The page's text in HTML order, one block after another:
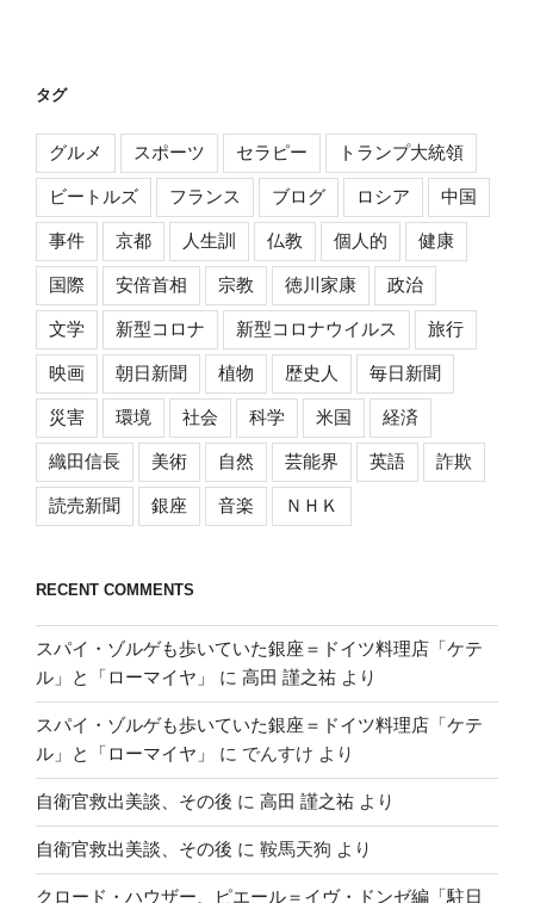
タグ
グルメ スポーツ セラピー トランプ大統領
ビートルズ フランス ブログ ロシア 中国
事件 京都 人生訓 仏教 個人的 健康
国際 安倍首相 宗教 徳川家康 政治
文学 新型コロナ 新型コロナウイルス 旅行
映画 朝日新聞 植物 歴史人 毎日新聞
災害 環境 社会 科学 米国 経済
織田信長 美術 自然 芸能界 英語 詐欺
読売新聞 銀座 音楽 ＮＨＫ
RECENT COMMENTS
スパイ・ゾルゲも歩いていた銀座＝ドイツ料理店「ケテ
ル」と「ローマイヤ」
に 高田 謹之祐 より
スパイ・ゾルゲも歩いていた銀座＝ドイツ料理店「ケテ
ル」と「ローマイヤ」
に でんすけ より
自衛官救出美談、その後 に 高田 謹之祐 より
自衛官救出美談、その後 に 鞍馬天狗 より
クロード・ハウザー、ピエール＝イヴ・ドンゼ編「駐日